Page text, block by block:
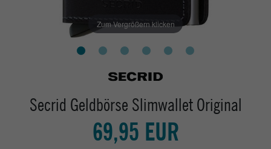
Zum Vergrößern klicken
Secrid Geldbörse Slimwallet Original
69,95 EUR